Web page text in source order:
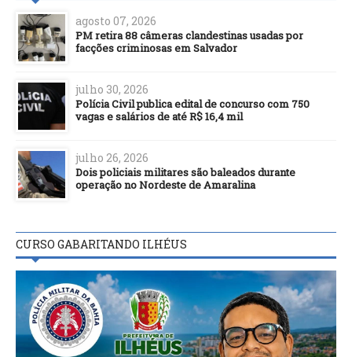
agosto 07, 2026
PM retira 88 câmeras clandestinas usadas por
facções criminosas em Salvador
julho 30, 2026
Polícia Civil publica edital de concurso com 750
vagas e salários de até R$ 16,4 mil
julho 26, 2026
Dois policiais militares são baleados durante
operação no Nordeste de Amaralina
CURSO GABARITANDO ILHÉUS